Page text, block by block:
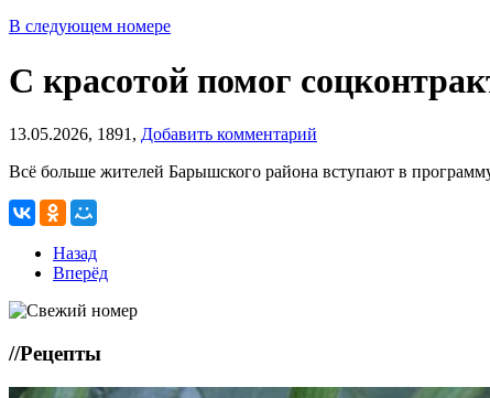
В следующем номере
С красотой помог
13.05.2026, 1891, Добавить комментарий
Всё больше жителей Барышского района вступают в
Назад
Вперёд
//Рецепты